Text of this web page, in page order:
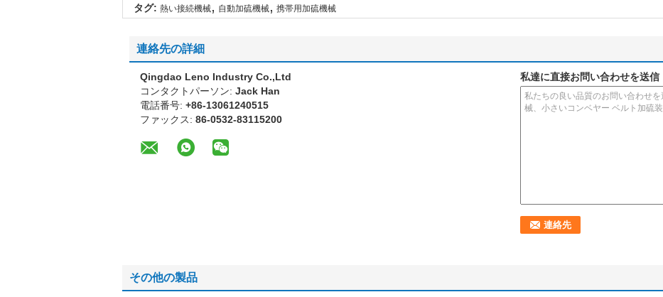
タグ: 熱い接続機械, 自動加硫機械, 携帯用加硫機械
連絡先の詳細
Qingdao Leno Industry Co.,Ltd
コンタクトパーソン: Jack Han
電話番号: +86-13061240515
ファックス: 86-0532-83115200
私達に直接お問い合わせを送信
その他の製品